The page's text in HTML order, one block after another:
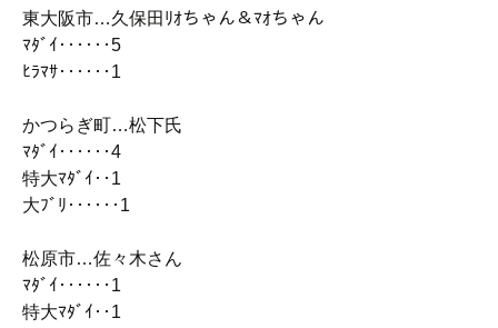
東大阪市…久保田ﾘｵちゃん＆ﾏｵちゃん
ﾏﾀﾞｲ‥‥‥5
ﾋﾗﾏｻ‥‥‥1
かつらぎ町…松下氏
ﾏﾀﾞｲ‥‥‥4
特大ﾏﾀﾞｲ‥1
大ﾌﾞﾘ‥‥‥1
松原市…佐々木さん
ﾏﾀﾞｲ‥‥‥1
特大ﾏﾀﾞｲ‥1